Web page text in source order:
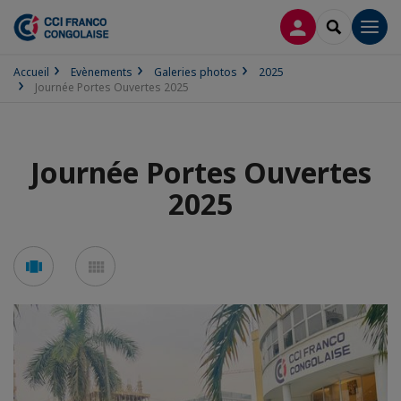
CONNEXION
Accueil Evènements Galeries photos
2025
Journée Portes Ouvertes 2025
Journée Portes Ouvertes
2025
Voir
en
carousel
en